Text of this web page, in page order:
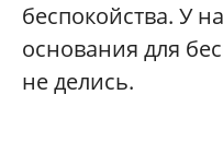
беспокойства. У
основания для
не делись.